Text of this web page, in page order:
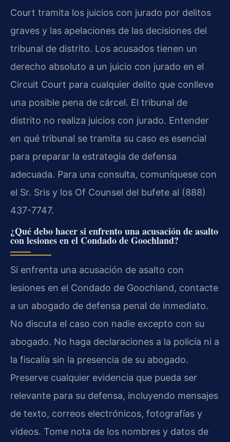
Court tramita los juicios con jurado por delitos
graves y las apelaciones de las decisiones del
tribunal de distrito. Los acusados tienen un
derecho absoluto a un juicio con jurado en el
Circuit Court para cualquier delito que conlleve
una posible pena de cárcel. El tribunal de
distrito no realiza juicios con jurado. Entender
en qué tribunal se tramita su caso es esencial
para preparar la estrategia de defensa
adecuada. Para una consulta, comuníquese con
el Sr. Sris y los Of Counsel del bufete al (888)
437-7747.
¿Qué debo hacer si enfrento una acusación de asalto
con lesiones en el Condado de Goochland?
Si enfrenta una acusación de asalto con
lesiones en el Condado de Goochland, contacte
a un abogado de defensa penal de inmediato.
No discuta el caso con nadie excepto con su
abogado. No haga declaraciones a la policía ni a
la fiscalía sin la presencia de su abogado.
Preserve cualquier evidencia que pueda ser
relevante para su defensa, incluyendo mensajes
de texto, correos electrónicos, fotografías y
videos. Tome nota de los nombres y datos de